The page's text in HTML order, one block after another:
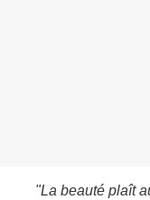
"La beauté plaît